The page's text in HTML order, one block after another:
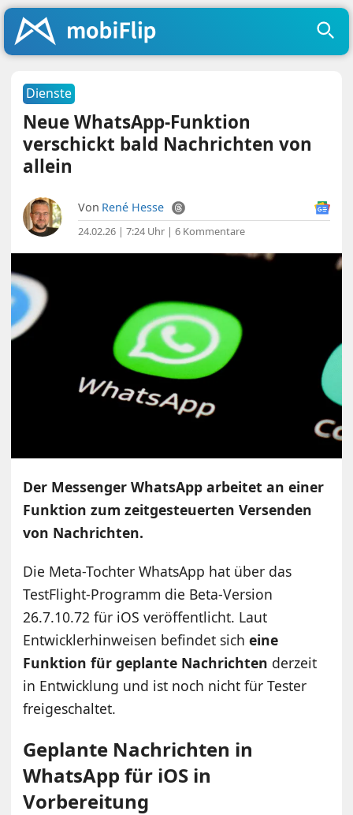
Dienste
Neue WhatsApp-Funktion
verschickt bald Nachrichten von
allein
Von René Hesse
24.02.26 | 7:24 Uhr |6 Kommentare
Der Messenger WhatsApp arbeitet an einer
Funktion zum zeitgesteuerten Versenden
von Nachrichten.
Die Meta-Tochter WhatsApp hat über das
TestFlight-Programm die Beta-Version
26.7.10.72 für iOS veröffentlicht. Laut
Entwicklerhinweisen befindet sicheine
Funktion für geplante Nachrichten derzeit
in Entwicklung und ist noch nicht für Tester
freigeschaltet.
Geplante Nachrichten in
WhatsApp für iOS in
Vorbereitung